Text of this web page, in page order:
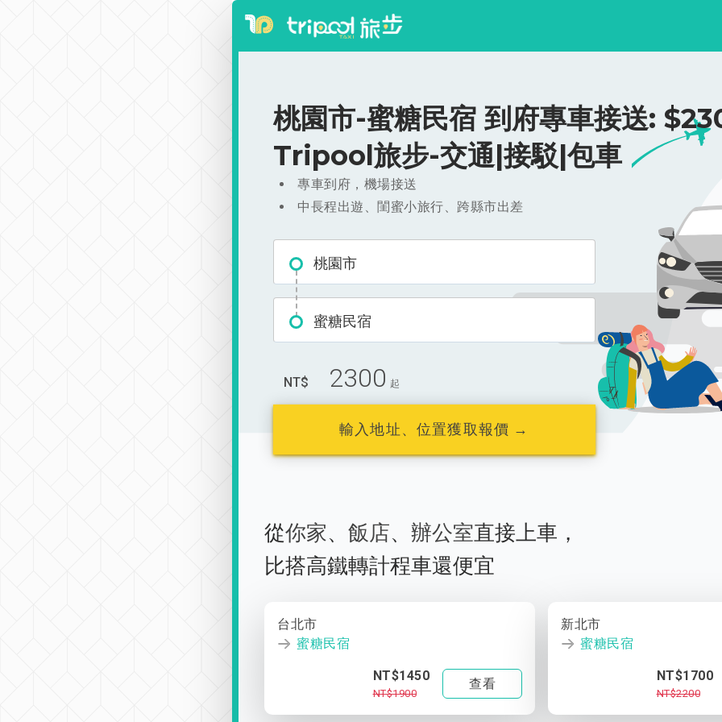
桃園市-蜜糖民宿 到府專車接送:
Tripool旅步-交通|接駁|包車
專車到府，機場接送
中長程出遊、閨蜜小旅行、跨縣市出差
桃園市
蜜糖民宿
NT$ 2300 起
輸入地址、位置獲取報價 →
從你家、 飯店、 辦公室直接上車，
比搭高鐵轉計程車還便宜
台北市
蜜糖民宿
NT$1450
NT$1900
查看
新北市
蜜糖民宿
NT$1700
NT$2200